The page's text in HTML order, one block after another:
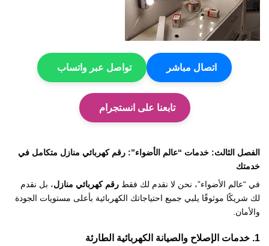
اتصال مباشر تواصل عبر واتساب
تابعنا على انستجرام
الفصل الثالث: خدمات “عالم الأضواء”: رقم كهربائي منازل متكامل في
خدمتك
في “عالم الأضواء”، نحن لا نقدم لك فقط رقم كهربائي منازل، بل نقدم
لك شريكًا موثوقًا يلبي جميع احتياجاتك الكهربائية بأعلى مستويات الجودة
والأمان.
1. خدمات الإصلاح والصيانة الكهربائية الطارئة